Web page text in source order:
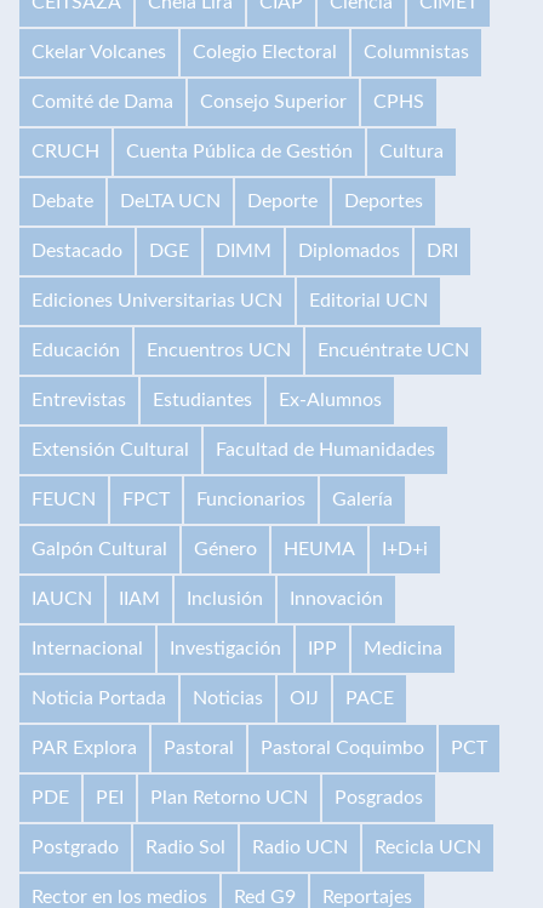
Ckelar Volcanes Colegio Electoral Columnistas
Comité de Dama Consejo Superior CPHS
CRUCH Cuenta Pública de Gestión Cultura
Debate DeLTA UCN Deporte Deportes
Destacado DGE DIMM Diplomados DRI
Ediciones Universitarias UCN Editorial UCN
Educación Encuentros UCN Encuéntrate UCN
Entrevistas Estudiantes Ex-Alumnos
Extensión Cultural Facultad de Humanidades
FEUCN FPCT Funcionarios Galería
Galpón Cultural Género HEUMA I+D+i
IAUCN IIAM Inclusión Innovación
Internacional Investigación IPP Medicina
Noticia Portada Noticias OIJ PACE
PAR Explora Pastoral Pastoral Coquimbo PCT
PDE PEI Plan Retorno UCN Posgrados
Postgrado Radio Sol Radio UCN Recicla UCN
Rector en los medios Red G9 Reportajes